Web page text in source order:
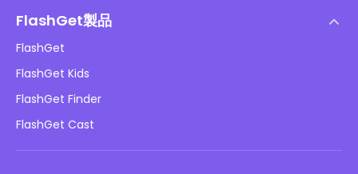
DMCAポリシー
プライバシーポリシー
広告ポリシー
私の情報を販売しないでください
ブログ
子供のオンラインの安全性
ダウンロード
FlashGet製品
FlashGet
FlashGet Kids
FlashGet Finder
FlashGet Cast